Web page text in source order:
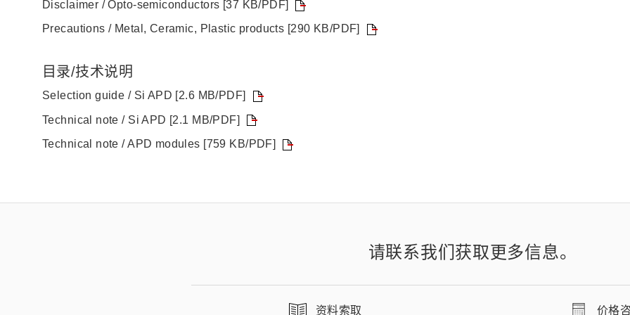
Disclaimer / Opto-semiconductors [37 KB/PDF]
Precautions / Metal, Ceramic, Plastic products [290 KB/PDF]
目录/技术说明
Selection guide / Si APD [2.6 MB/PDF]
Technical note / Si APD [2.1 MB/PDF]
Technical note / APD modules [759 KB/PDF]
请联系我们获取更多信息。
资料索取 价格